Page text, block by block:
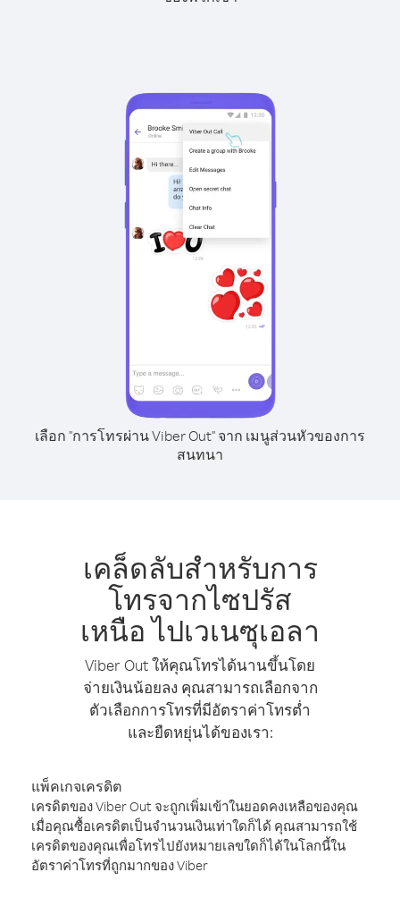
เลือก "การโทรผ่าน Viber Out" จาก เมนูส่วนหัวของการ
สนทนา
เคล็ดลับสำหรับการ
โทรจากไซปรัส
เหนือ ไปเวเนซุเอลา
Viber Out ให้คุณโทรได้นานขึ้นโดย
จ่ายเงินน้อยลง คุณสามารถเลือกจาก
ตัวเลือกการโทรที่มีอัตราค่าโทรต่ำ
และยืดหยุ่นได้ของเรา:
แพ็คเกจเครดิต
เครดิตของ Viber Out จะถูกเพิ่มเข้าในยอดคงเหลือของคุณ
เมื่อคุณซื้อเครดิตเป็นจำนวนเงินเท่าใดก็ได้ คุณสามารถใช้
เครดิตของคุณเพื่อโทรไปยังหมายเลขใดก็ได้ในโลกนี้ใน
อัตราค่าโทรที่ถูกมากของ Viber